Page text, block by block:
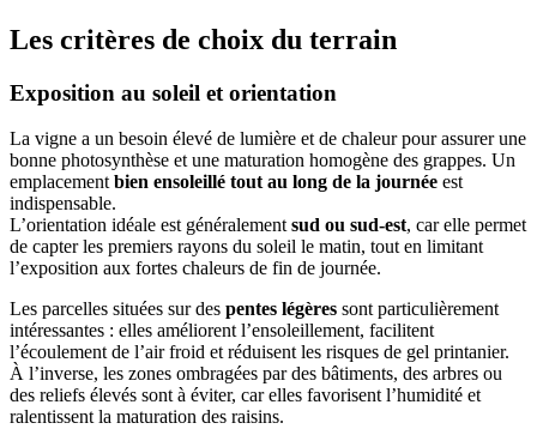
Les critères de choix du terrain
Exposition au soleil et orientation
La vigne a un besoin élevé de lumière et de chaleur pour assurer une
bonne photosynthèse et une maturation homogène des grappes. Un
emplacementbien ensoleillé tout au long de la journée est
indispensable.
L’orientation idéale est généralementsud ou sud-est, car elle permet
de capter les premiers rayons du soleil le matin, tout en limitant
l’exposition aux fortes chaleurs de fin de journée.
Les parcelles situées sur des pentes légères sont particulièrement
intéressantes : elles améliorent l’ensoleillement, facilitent
l’écoulement de l’air froid et réduisent les risques de gel printanier.
À l’inverse, les zones ombragées par des bâtiments, des arbres ou
des reliefs élevés sont à éviter, car elles favorisent l’humidité et
ralentissent la maturation des raisins.